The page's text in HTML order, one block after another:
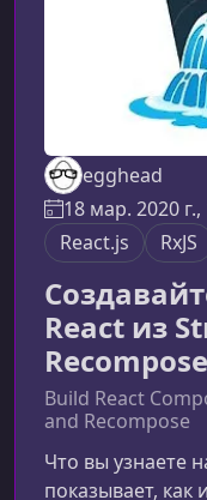
egghead
18 мар. 2020 г.,
React.js
RxJS
React из
Recompose
Build React
and Recompose
Что вы узнаете
показывает, как